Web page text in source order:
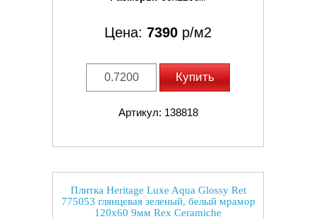
Цена: 7390 р/м2
Купить
Артикул: 138818
Плитка Heritage Luxe Aqua Glossy Ret
775053 глянцевая зеленый, белый мрамор
120x60 9мм Rex Ceramiche